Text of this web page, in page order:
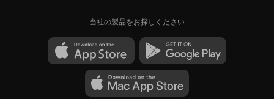
当社の製品をお探しください